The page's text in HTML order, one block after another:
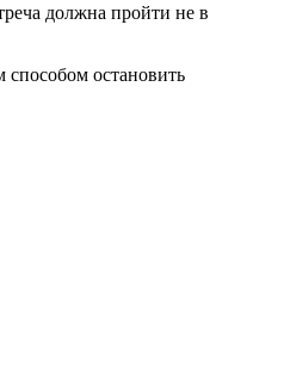
должна пройти не в
остановить